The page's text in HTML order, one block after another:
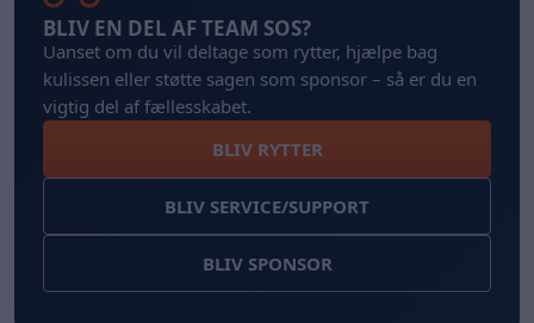
BLIV EN DEL AF TEAM SOS?
Uanset om du vil deltage som rytter, hjælpe bag
kulissen eller støtte sagen som sponsor – så er du en
vigtig del af fællesskabet.
BLIV RYTTER
BLIV SERVICE/SUPPORT
BLIV SPONSOR